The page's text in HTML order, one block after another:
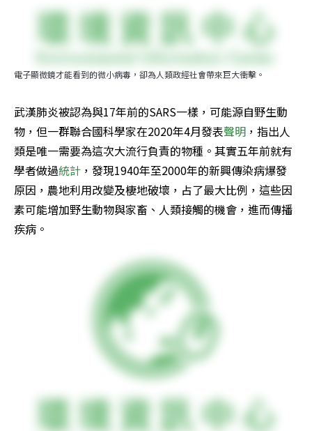
電子顯微鏡才能看到的微小病毒，卻為人類政經社會帶來巨大衝擊。
武漢肺炎被認為與17年前的SARS一樣，可能源自野生動
物，但一群聯合國科學家在2020年4月發表聲明 ，指出人
類是唯一需要為這次大流行負責的物種。其實五年前就有
學者做過統計 ，發現1940年至2000年的新興傳染病爆發
原因，農地利用改變及棲地破壞，占了最大比例，這些因
素可能增加野生動物與家畜、人類接觸的機會，進而傳播
疾病。